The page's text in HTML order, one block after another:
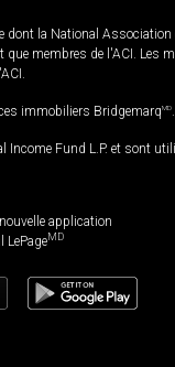
la National
membres de l'ACI.
immobiliers BridgemarqMD
Income Fund L.P. et sont
application
LePageMD